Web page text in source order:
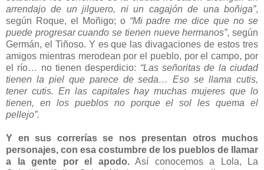
arrendajo de un jilguero, ni un cagajón de una boñiga”,
según Roque, el Moñigo; o “Mi padre me dice que no se
puede progresar cuando se tienen nueve hermanos”, según
Germán, el Tiñoso. Y es que las divagaciones de estos tres
amigos mientras merodean por el pueblo, por el campo, por
el río… no tienen desperdicio: “Las señoritas de la ciudad
tienen la piel que parece de seda… Eso se llama cutis,
tener cutis. En las capitales hay muchas mujeres que lo
tienen, en los pueblos no porque el sol les quema el
pellejo”.
Y en sus correrías se nos presentan otros muchos
personajes, con esa costumbre de los pueblos de llamar
a la gente por el apodo.Así conocemos a Lola, La